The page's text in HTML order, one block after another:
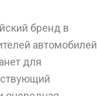
бренд в
автомобилей
для